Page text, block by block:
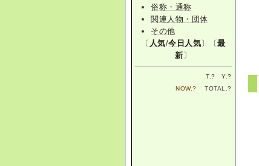
俗称・通称
関連人物・団体
その他
〔 人気/今日人気〕〔最
新 〕
T.? Y.?
NOW.? TOTAL.?